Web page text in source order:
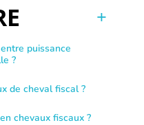
puissance
?
de cheval fiscal ?
chevaux fiscaux ?